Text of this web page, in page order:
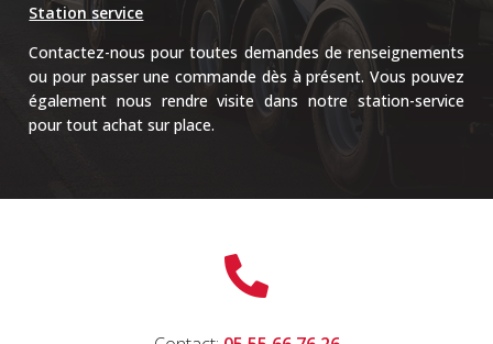
Station service
Contactez-nous pour toutes demandes de renseignements
ou pour passer une commande dès à présent. Vous pouvez
également nous rendre visite dans notre station-service
pour tout achat sur place.
